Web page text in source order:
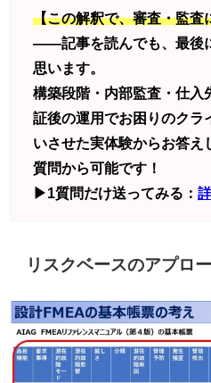
【この解釈で、審査・監査
——記事を読んでも、最後
思います。
構築段階・内部監査・仕入
証後の運用でお困りのクラ
いさせた実体験からお答え
質問から可能です！
▶1質問だけ送ってみる：
リスクベースのアプロ